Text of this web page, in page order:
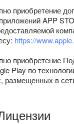
приобретение
APP
https://
приобретение
Play по
размещенных в